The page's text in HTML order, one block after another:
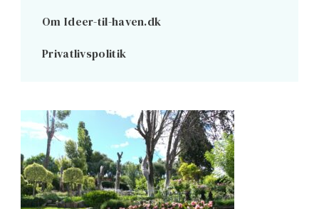
Om Ideer-til-haven.dk
Privatlivspolitik